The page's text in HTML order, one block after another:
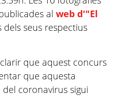
al web d'"El
dels seus respectius
que aquest concurs
que aquesta
coronavirus sigui